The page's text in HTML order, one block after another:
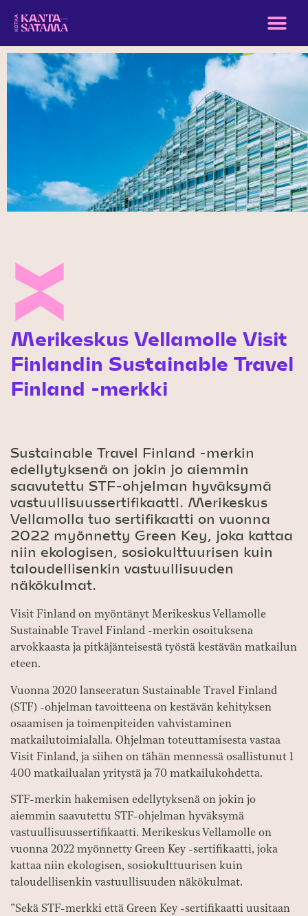
Merikeskus Vellamolle Visit
Finlandin Sustainable Travel
Finland -merkki
Sustainable Travel Finland -merkin
edellytyksenä on jokin jo aiemmin
saavutettu STF-ohjelman hyväksymä
vastuullisuussertifikaatti. Merikeskus
Vellamolla tuo sertifikaatti on vuonna
2022 myönnetty Green Key, joka kattaa
niin ekologisen, sosiokulttuurisen kuin
taloudellisenkin vastuullisuuden
näkökulmat.
Visit Finland on myöntänyt Merikeskus Vellamolle
Sustainable Travel Finland -merkin osoituksena
arvokkaasta ja pitkäjänteisestä työstä kestävän matkailun
eteen.
Vuonna 2020 lanseeratun Sustainable Travel Finland
(STF) -ohjelman tavoitteena on kestävän kehityksen
osaamisen ja toimenpiteiden vahvistaminen
matkailutoimialalla. Ohjelman toteuttamisesta vastaa
Visit Finland, ja siihen on tähän mennessä osallistunut 1
400 matkailualan yritystä ja 70 matkailukohdetta.
STF-merkin hakemisen edellytyksenä on jokin jo
aiemmin saavutettu STF-ohjelman hyväksymä
vastuullisuussertifikaatti. Merikeskus Vellamolle on
vuonna 2022 myönnetty Green Key -sertifikaatti, joka
kattaa niin ekologisen, sosiokulttuurisen kuin
taloudellisenkin vastuullisuuden näkökulmat.
”Sekä STF-merkki että Green Key -sertifikaatti uusitaan